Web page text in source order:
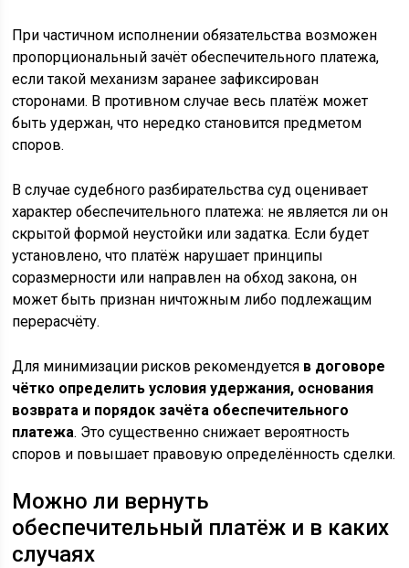
При частичном исполнении обязательства возможен
пропорциональный зачёт обеспечительного платежа,
если такой механизм заранее зафиксирован
сторонами. В противном случае весь платёж может
быть удержан, что нередко становится предметом
споров.
В случае судебного разбирательства суд оценивает
характер обеспечительного платежа: не является ли он
скрытой формой неустойки или задатка. Если будет
установлено, что платёж нарушает принципы
соразмерности или направлен на обход закона, он
может быть признан ничтожным либо подлежащим
перерасчёту.
Для минимизации рисков рекомендуется в договоре
чётко определить условия удержания, основания
возврата и порядок зачёта обеспечительного
платежа. Это существенно снижает вероятность
споров и повышает правовую определённость сделки.
Можно ли вернуть
обеспечительный платёж и в каких
случаях